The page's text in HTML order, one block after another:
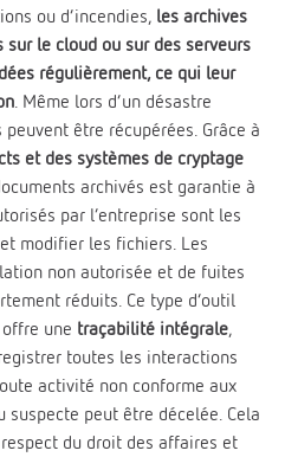
ou d’incendies, les archives
le cloud ou sur des serveurs
régulièrement, ce qui leur
. Même lors d’un désastre
être récupérées. Grâce à
et des systèmes de cryptage
archivés est garantie à
par l’entreprise sont les
modifier les fichiers. Les
non autorisée et de fuites
réduits. Ce type d’outil
une traçabilité intégrale,
toutes les interactions
activité non conforme aux
peut être décelée. Cela
du droit des affaires et